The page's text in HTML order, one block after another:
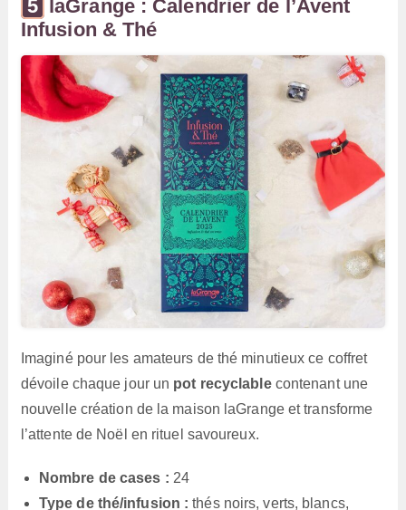
laGrange : Calendrier de l’Avent
Infusion & Thé
Imaginé pour les amateurs de thé minutieux ce coffret
dévoile chaque jour un pot recyclablecontenant une
nouvelle création de la maison laGrange et transforme
l’attente de Noël en rituel savoureux.
Nombre de cases : 24
Type de thé/infusion : thés noirs, verts, blancs,